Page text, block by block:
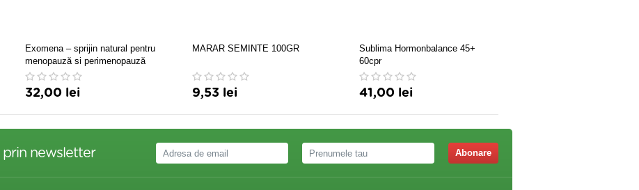
Exomena – sprijin natural pentru
menopauză si perimenopauză
32,00 lei
MARAR SEMINTE 100GR
9,53 lei
Sublima Hormonbalance 45+
60cpr
41,00 lei
prin newsletter Abonare